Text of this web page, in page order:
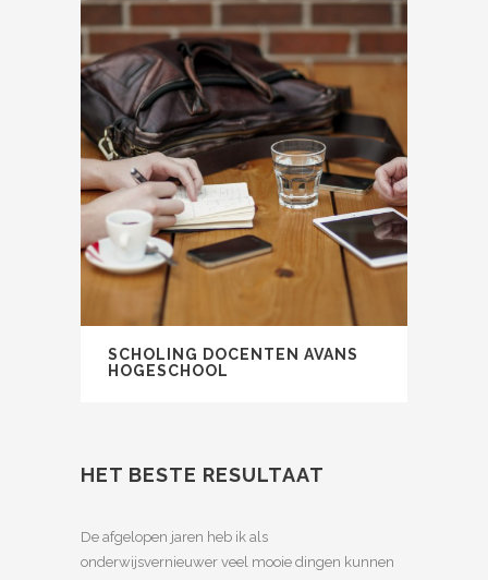
SCHOLING DOCENTEN AVANS
HOGESCHOOL
HET BESTE RESULTAAT
De afgelopen jaren heb ik als
onderwijsvernieuwer veel mooie dingen kunnen